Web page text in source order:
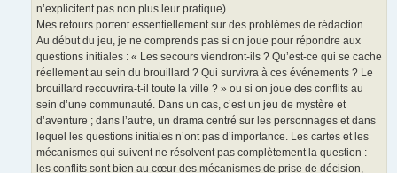
n’explicitent pas non plus leur pratique).
Mes retours portent essentiellement sur des problèmes de rédaction.
Au début du jeu, je ne comprends pas si on joue pour répondre aux
questions initiales : « Les secours viendront-ils ? Qu’est-ce qui se cache
réellement au sein du brouillard ? Qui survivra à ces événements ? Le
brouillard recouvrira-t-il toute la ville ? » ou si on joue des conflits au
sein d’une communauté. Dans un cas, c’est un jeu de mystère et
d’aventure ; dans l’autre, un drama centré sur les personnages et dans
lequel les questions initiales n’ont pas d’importance. Les cartes et les
mécanismes qui suivent ne résolvent pas complètement la question :
les conflits sont bien au cœur des mécanismes de prise de décision,